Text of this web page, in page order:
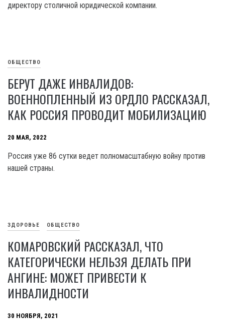
директору столичной юридической компании.
ОБЩЕСТВО
БЕРУТ ДАЖЕ ИНВАЛИДОВ:
ВОЕННОПЛЕННЫЙ ИЗ ОРДЛО РАССКАЗАЛ,
КАК РОССИЯ ПРОВОДИТ МОБИЛИЗАЦИЮ
20 МАЯ, 2022
Россия уже 86 сутки ведет полномасштабную войну против
нашей страны.
ЗДОРОВЬЕ ОБЩЕСТВО
КОМАРОВСКИЙ РАССКАЗАЛ, ЧТО
КАТЕГОРИЧЕСКИ НЕЛЬЗЯ ДЕЛАТЬ ПРИ
АНГИНЕ: МОЖЕТ ПРИВЕСТИ К
ИНВАЛИДНОСТИ
30 НОЯБРЯ, 2021